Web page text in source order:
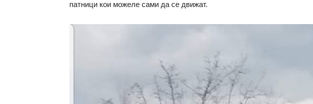
патници кои можеле сами да се движат.